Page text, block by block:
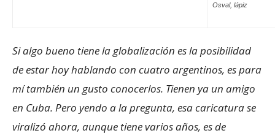
Osval, lápiz
Si algo bueno tiene la globalización es la posibilidad
de estar hoy hablando con cuatro argentinos, es para
mí también un gusto conocerlos. Tienen ya un amigo
en Cuba. Pero yendo a la pregunta, esa caricatura se
viralizó ahora, aunque tiene varios años, es de